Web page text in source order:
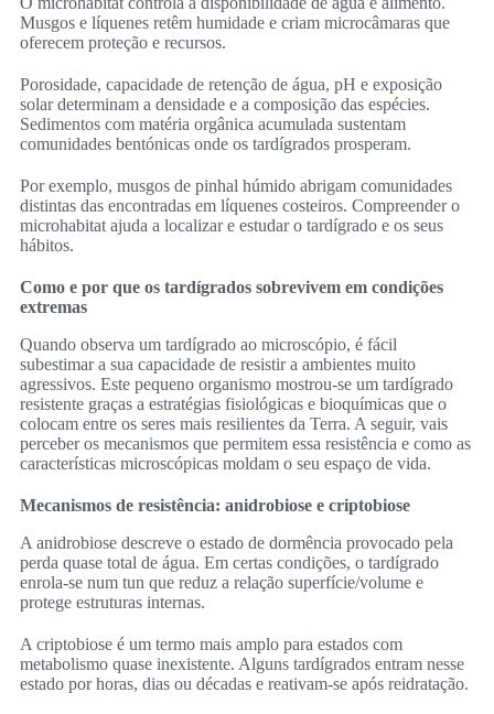
Musgos e líquenes retêm humidade e criam microcâmaras que
oferecem proteção e recursos.
Porosidade, capacidade de retenção de água, pH e exposição
solar determinam a densidade e a composição das espécies.
Sedimentos com matéria orgânica acumulada sustentam
comunidades bentónicas onde os tardígrados prosperam.
Por exemplo, musgos de pinhal húmido abrigam comunidades
distintas das encontradas em líquenes costeiros. Compreender o
microhabitat ajuda a localizar e estudar o tardígrado e os seus
hábitos.
Como e por que os tardígrados sobrevivem em condições
extremas
Quando observa um tardígrado ao microscópio, é fácil
subestimar a sua capacidade de resistir a ambientes muito
agressivos. Este pequeno organismo mostrou-se um tardígrado
resistente graças a estratégias fisiológicas e bioquímicas que o
colocam entre os seres mais resilientes da Terra. A seguir, vais
perceber os mecanismos que permitem essa resistência e como as
características microscópicas moldam o seu espaço de vida.
Mecanismos de resistência: anidrobiose e criptobiose
A anidrobiose descreve o estado de dormência provocado pela
perda quase total de água. Em certas condições, o tardígrado
enrola-se num tun que reduz a relação superfície/volume e
protege estruturas internas.
A criptobiose é um termo mais amplo para estados com
metabolismo quase inexistente. Alguns tardígrados entram nesse
estado por horas, dias ou décadas e reativam-se após reidratação.